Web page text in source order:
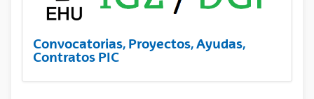
Convocatorias, Proyectos, Ayudas,
Contratos PIC